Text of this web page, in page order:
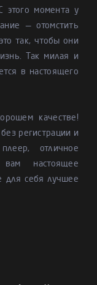
этого момента у
— отомстить
так, чтобы они
Так милая и
в настоящего
качестве!
регистрации и
отличное
настоящее
для себя лучшее